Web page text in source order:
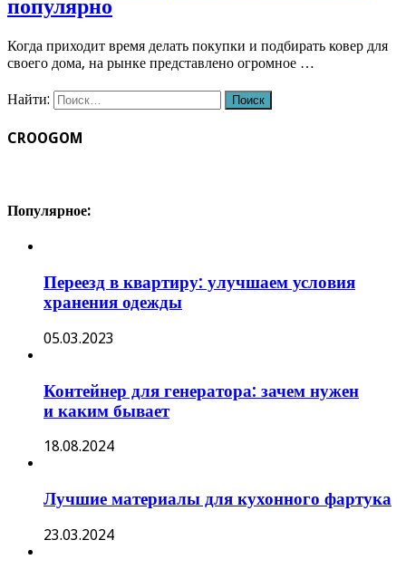
популярно
Когда приходит время делать покупки и подбирать ковер для
своего дома, на рынке представлено огромное …
Найти:
CROOGOM
Популярное:
Переезд в квартиру: улучшаем условия
хранения одежды
05.03.2023
Контейнер для генератора: зачем нужен
и каким бывает
18.08.2024
Лучшие материалы для кухонного фартука
23.03.2024